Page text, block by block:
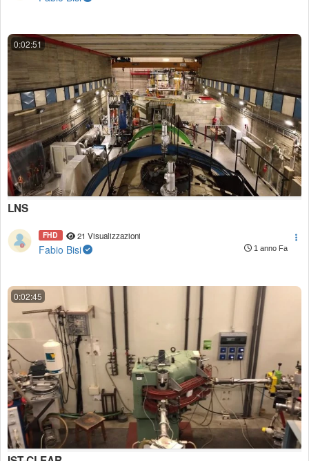
0:02:51
LNS
FHD 21 Visualizzazioni
Fabio Bisi 1 anno Fa
0:02:45